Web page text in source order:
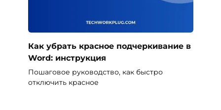
Как убрать красное подчеркивание в
Word: инструкция
Пошаговое руководство, как быстро
отключить красное